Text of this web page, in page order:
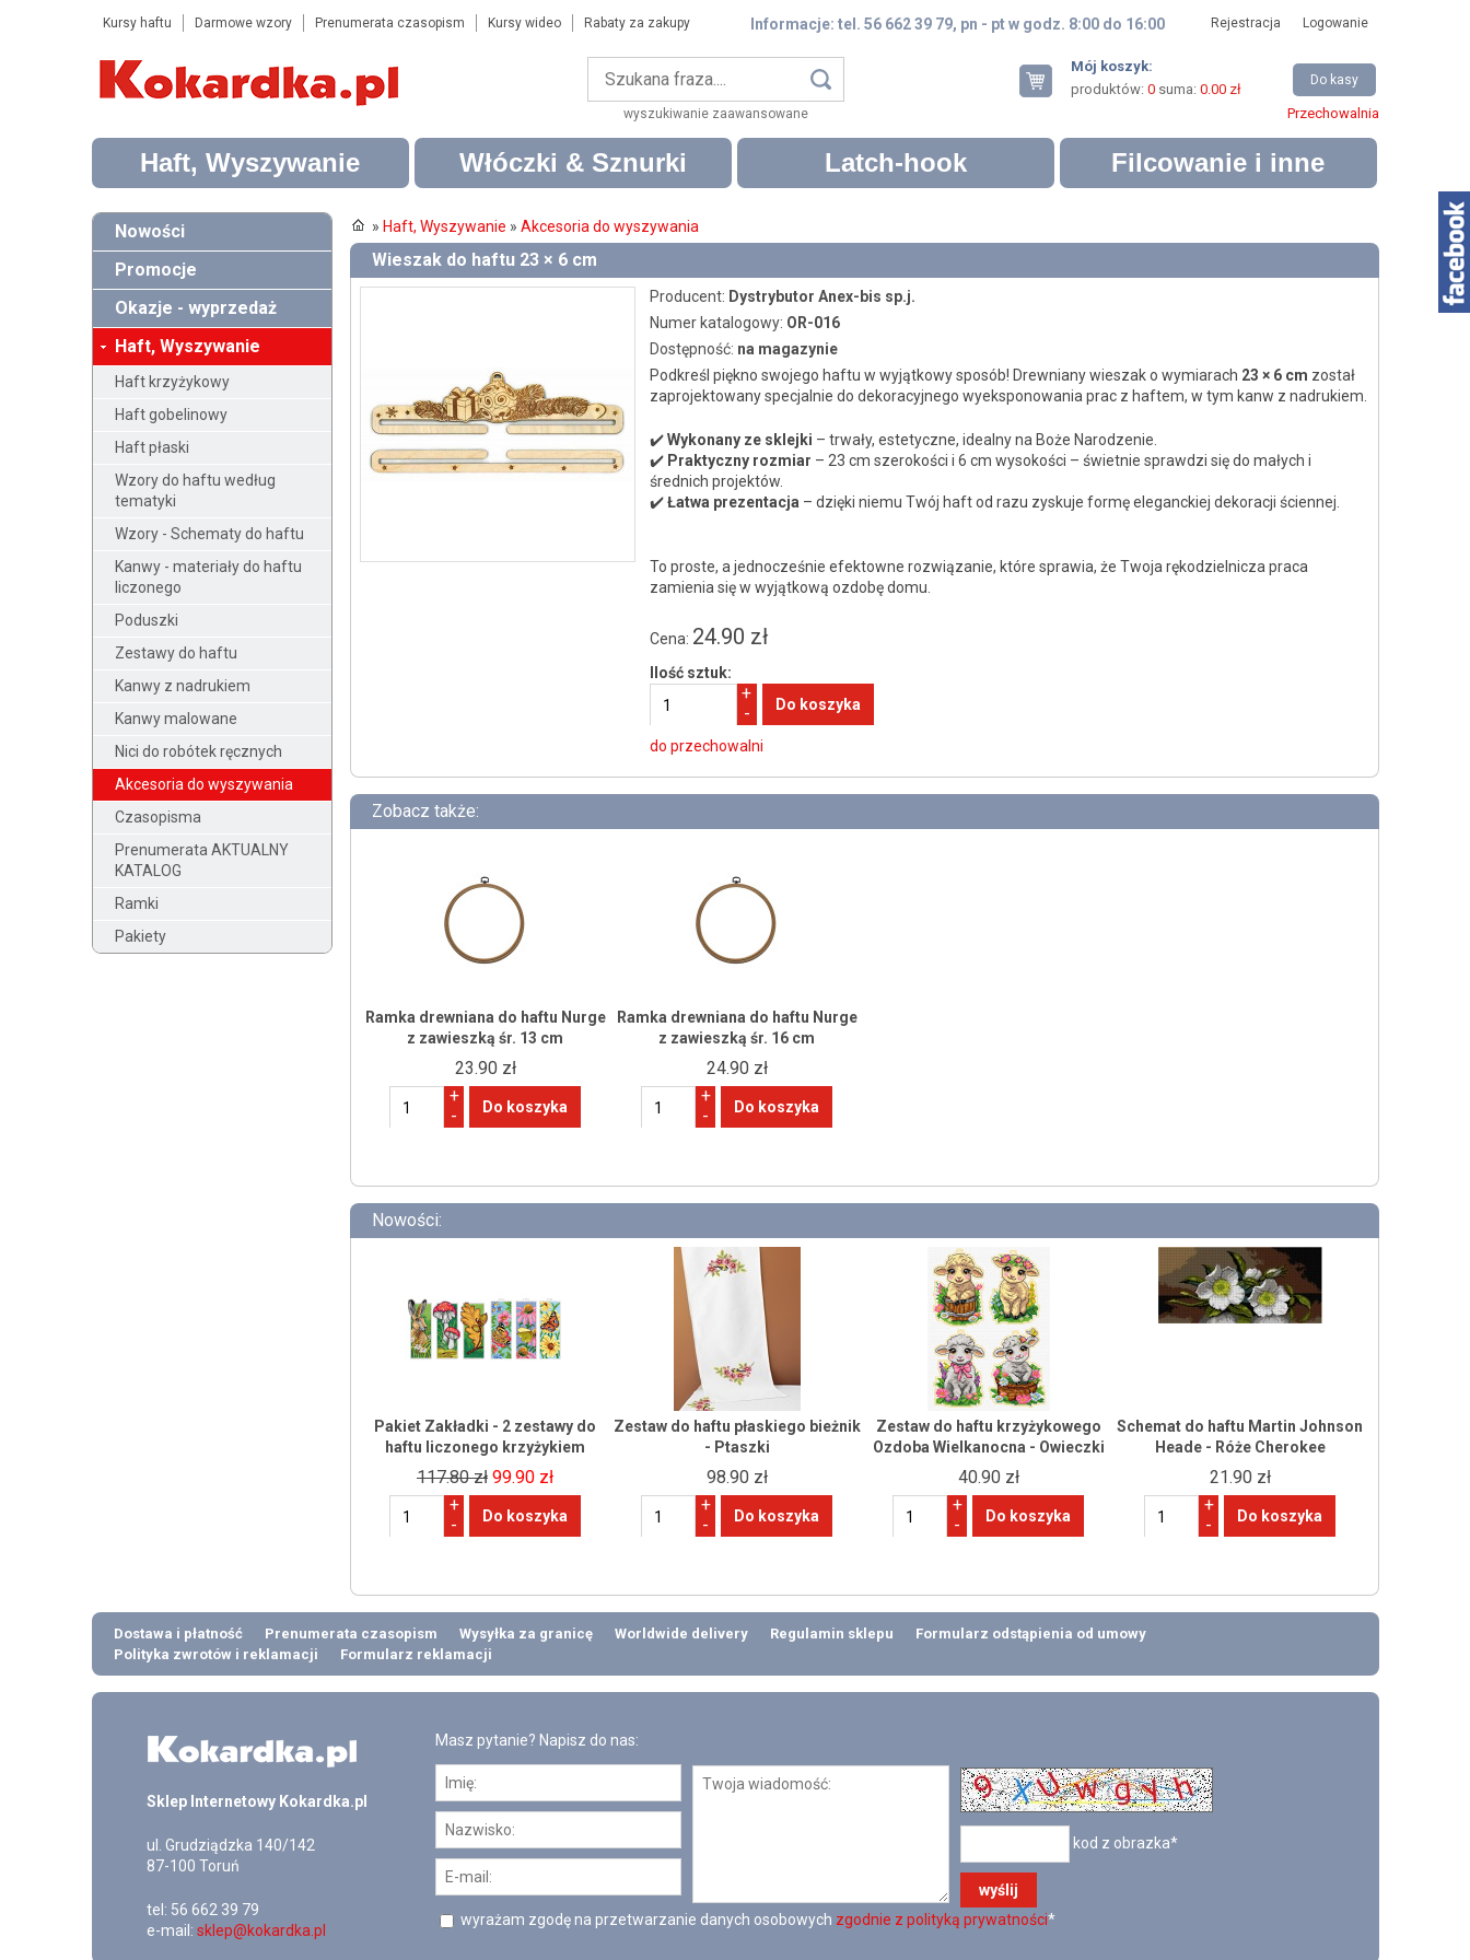
Kursy haftu Darmowe wzory Prenumerata czasopism Kursy wideo Rabaty za zakupy Informacje: tel. 56 662 39 79, pn - pt w godz. 8:00 do 16:00 Rejestracja Logowanie
wyszukiwanie zaawansowane
Mój koszyk:
produktów: 0suma: 0.00 zł
Do kasy
Przechowalnia
Haft, Wyszywanie Włóczki & Sznurki Latch-hook Filcowanie i inne
Nowości
Promocje
Okazje - wyprzedaż
Haft, Wyszywanie
Haft krzyżykowy
Haft gobelinowy
Haft płaski
Wzory do haftu według
tematyki
Wzory - Schematy do haftu
Kanwy - materiały do haftu
liczonego
Poduszki
Zestawy do haftu
Kanwy z nadrukiem
Kanwy malowane
Nici do robótek ręcznych
Akcesoria do wyszywania
Czasopisma
Prenumerata AKTUALNY
KATALOG
Ramki
Pakiety
» Haft, Wyszywanie » Akcesoria do wyszywania
Wieszak do haftu 23 × 6 cm
Producent: Dystrybutor Anex-bis sp.j.
Numer katalogowy: OR-016
Dostępność: na magazynie
Podkreśl piękno swojego haftu w wyjątkowy sposób! Drewniany wieszak o wymiarach 23 × 6 cm został
zaprojektowany specjalnie do dekoracyjnego wyeksponowania prac z haftem, w tym kanw z nadrukiem.
✔️Wykonany ze sklejki – trwały, estetyczne, idealny na Boże Narodzenie.
✔️ Praktyczny rozmiar – 23 cm szerokości i 6 cm wysokości – świetnie sprawdzi się do małych i
średnich projektów.
✔️Łatwa prezentacja – dzięki niemu Twój haft od razu zyskuje formę eleganckiej dekoracji ściennej.
To proste, a jednocześnie efektowne rozwiązanie, które sprawia, że Twoja rękodzielnicza praca
zamienia się w wyjątkową ozdobę domu.
Cena: 24.90 zł
Ilość sztuk:
+
-
do przechowalni
Zobacz także:
Ramka drewniana do haftu Nurge
z zawieszką śr. 13 cm
23.90 zł
+
-
Ramka drewniana do haftu Nurge
z zawieszką śr. 16 cm
24.90 zł
+
-
Nowości:
Pakiet Zakładki - 2 zestawy do
haftu liczonego krzyżykiem
117.80 zł 99.90 zł
+
-
Zestaw do haftu płaskiego bieżnik
- Ptaszki
98.90 zł
+
-
Zestaw do haftu krzyżykowego
Ozdoba Wielkanocna - Owieczki
40.90 zł
+
-
Schemat do haftu Martin Johnson
Heade - Róże Cherokee
21.90 zł
+
-
Dostawa i płatność Prenumerata czasopism Wysyłka za granicę Worldwide delivery Regulamin sklepu
Formularz odstąpienia od umowy
Polityka zwrotów i reklamacji
Formularz reklamacji
Sklep Internetowy Kokardka.pl
ul. Grudziądzka 140/142
87-100 Toruń
tel: 56 662 39 79
e-mail: sklep@kokardka.pl
Masz pytanie? Napisz do nas:
kod z obrazka*
wyrażam zgodę na przetwarzanie danych osobowych zgodnie z polityką prywatności*